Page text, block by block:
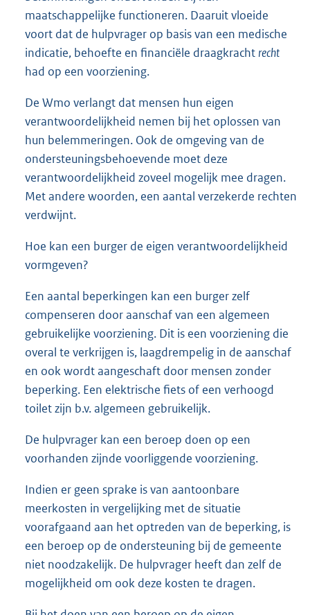
maatschappelijke functioneren. Daaruit vloeide
voort dat de hulpvrager op basis van een medische
indicatie, behoefte en financiële draagkracht recht
had op een voorziening.
De Wmo verlangt dat mensen hun eigen
verantwoordelijkheid nemen bij het oplossen van
hun belemmeringen. Ook de omgeving van de
ondersteuningsbehoevende moet deze
verantwoordelijkheid zoveel mogelijk mee dragen.
Met andere woorden, een aantal verzekerde rechten
verdwijnt.
Hoe kan een burger de eigen verantwoordelijkheid
vormgeven?
Een aantal beperkingen kan een burger zelf
compenseren door aanschaf van een algemeen
gebruikelijke voorziening. Dit is een voorziening die
overal te verkrijgen is, laagdrempelig in de aanschaf
en ook wordt aangeschaft door mensen zonder
beperking. Een elektrische fiets of een verhoogd
toilet zijn b.v. algemeen gebruikelijk.
De hulpvrager kan een beroep doen op een
voorhanden zijnde voorliggende voorziening.
Indien er geen sprake is van aantoonbare
meerkosten in vergelijking met de situatie
voorafgaand aan het optreden van de beperking, is
een beroep op de ondersteuning bij de gemeente
niet noodzakelijk. De hulpvrager heeft dan zelf de
mogelijkheid om ook deze kosten te dragen.